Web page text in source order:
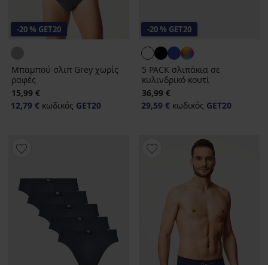
-20 % GET20
Μπαμπού σλιπ Grey χωρίς
ραφές
15,99 €
12,79 € κωδικός GET20
-20 % GET20
5 PACK σλιπάκια σε
κυλινδρικό κουτί
36,99 €
29,59 € κωδικός GET20